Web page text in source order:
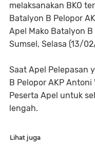
melaksanakan BKO
Batalyon B Pelopor
Apel Mako Batalyon
Sumsel, Selasa (13/
Saat Apel Pelepasan
B Pelopor AKP
Peserta Apel untuk
lengah.
Lihat juga